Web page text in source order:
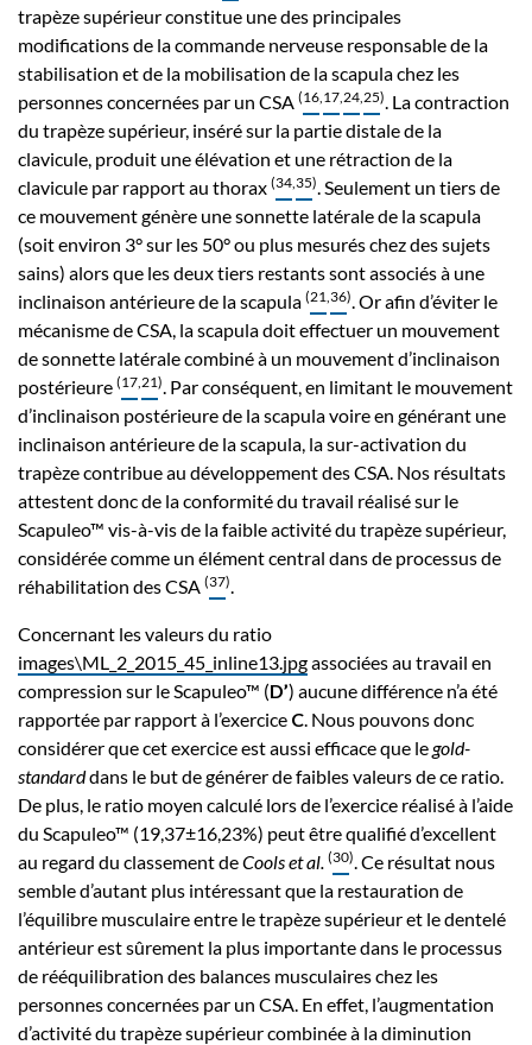
trapèze supérieur constitue une des principales
modifications de la commande nerveuse responsable de la
stabilisation et de la mobilisation de la scapula chez les
personnes concernées par un CSA (16,17,24,25). La contraction
du trapèze supérieur, inséré sur la partie distale de la
clavicule, produit une élévation et une rétraction de la
clavicule par rapport au thorax (34,35). Seulement un tiers de
ce mouvement génère une sonnette latérale de la scapula
(soit environ 3° sur les 50° ou plus mesurés chez des sujets
sains) alors que les deux tiers restants sont associés à une
inclinaison antérieure de la scapula (21,36). Or afin d’éviter le
mécanisme de CSA, la scapula doit effectuer un mouvement
de sonnette latérale combiné à un mouvement d’inclinaison
postérieure (17,21). Par conséquent, en limitant le mouvement
d’inclinaison postérieure de la scapula voire en générant une
inclinaison antérieure de la scapula, la sur-activation du
trapèze contribue au développement des CSA. Nos résultats
attestent donc de la conformité du travail réalisé sur le
Scapuleo™ vis-à-vis de la faible activité du trapèze supérieur,
considérée comme un élément central dans de processus de
réhabilitation des CSA (37).
Concernant les valeurs du ratio
images\ML_2_2015_45_inline13.jpgassociées au travail en
compression sur le Scapuleo™ (D’) aucune différence n’a été
rapportée par rapport à l’exercice C. Nous pouvons donc
considérer que cet exercice est aussi efficace que legold-
standarddans le but de générer de faibles valeurs de ce ratio.
De plus, le ratio moyen calculé lors de l’exercice réalisé à l’aide
du Scapuleo™ (19,37±16,23%) peut être qualifié d’excellent
au regard du classement deCools et al. (30). Ce résultat nous
semble d’autant plus intéressant que la restauration de
l’équilibre musculaire entre le trapèze supérieur et le dentelé
antérieur est sûrement la plus importante dans le processus
de rééquilibration des balances musculaires chez les
personnes concernées par un CSA. En effet, l’augmentation
d’activité du trapèze supérieur combinée à la diminution